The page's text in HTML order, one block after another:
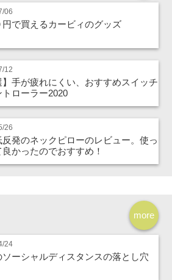
06
円で買えるカービィのグッズ
12
】手が疲れにくい、おすすめスイッチ
トローラー2020
26
反発のネックピローのレビュー。使っ
かったのでおすすめ！
more
24
ソーシャルディスタンスの落とし穴